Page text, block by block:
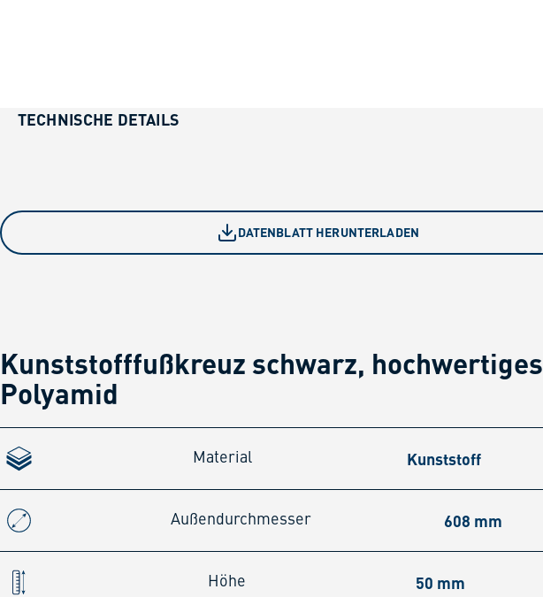
TECHNISCHE DETAILS
DATENBLATT HERUNTERLADEN
Kunststofffußkreuz schwarz, hochwertiges
Polyamid
Material Kunststoff
Außendurchmesser 608 mm
Höhe 50 mm